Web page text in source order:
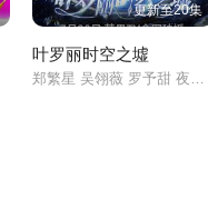
更新至20集
叶罗丽时空之墟